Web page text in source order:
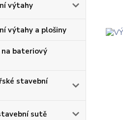
výtahy
výtahy a plošiny
bateriový
stavební
sutě